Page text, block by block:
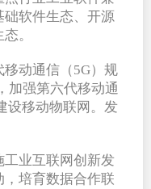
软件生态、开源
。
动通信（5G）规
加强第六代移动通
设移动物联网。发
业互联网创新发
培育数据合作联